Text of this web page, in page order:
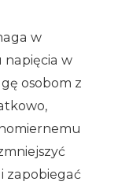
w
napięcia w
osobom z
zapobiegać